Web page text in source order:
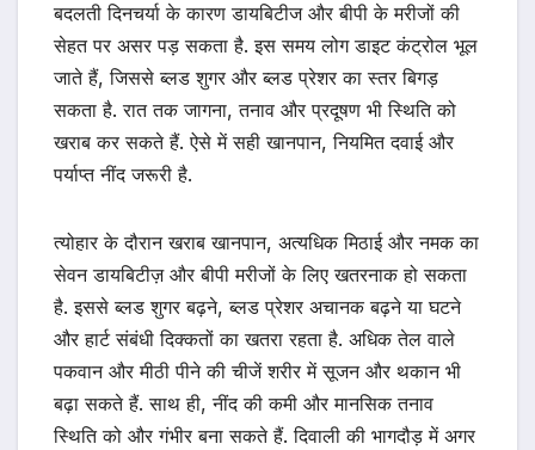
बदलती दिनचर्या के कारण डायबिटीज और बीपी के मरीजों की
सेहत पर असर पड़ सकता है. इस समय लोग डाइट कंट्रोल भूल
जाते हैं, जिससे ब्लड शुगर और ब्लड प्रेशर का स्तर बिगड़
सकता है. रात तक जागना, तनाव और प्रदूषण भी स्थिति को
खराब कर सकते हैं. ऐसे में सही खानपान, नियमित दवाई और
पर्याप्त नींद जरूरी है.
त्योहार के दौरान खराब खानपान, अत्यधिक मिठाई और नमक का
सेवन डायबिटीज़ और बीपी मरीजों के लिए खतरनाक हो सकता
है. इससे ब्लड शुगर बढ़ने, ब्लड प्रेशर अचानक बढ़ने या घटने
और हार्ट संबंधी दिक्कतों का खतरा रहता है. अधिक तेल वाले
पकवान और मीठी पीने की चीजें शरीर में सूजन और थकान भी
बढ़ा सकते हैं. साथ ही, नींद की कमी और मानसिक तनाव
स्थिति को और गंभीर बना सकते हैं. दिवाली की भागदौड़ में अगर